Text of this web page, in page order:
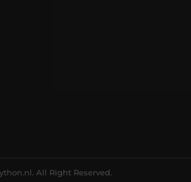
All Right Reserved.